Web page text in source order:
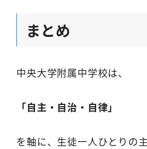
まとめ
中央大学附属中学校は、
「自主・自治・自律」
を軸に、生徒一人ひとりの